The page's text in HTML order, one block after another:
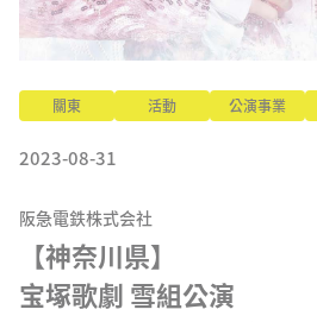
關東 活動 公演事業
2023-08-31
阪急電鉄株式会社
【神奈川県】
宝塚歌劇 雪組公演